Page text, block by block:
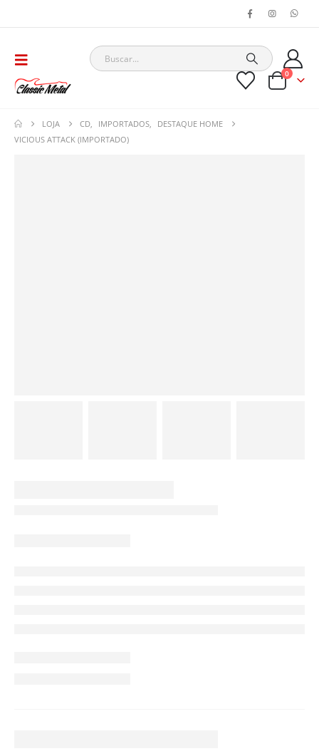
0
LOJA CD IMPORTADOS
DESTAQUE HOME
VICIOUS ATTACK (IMPORTADO)